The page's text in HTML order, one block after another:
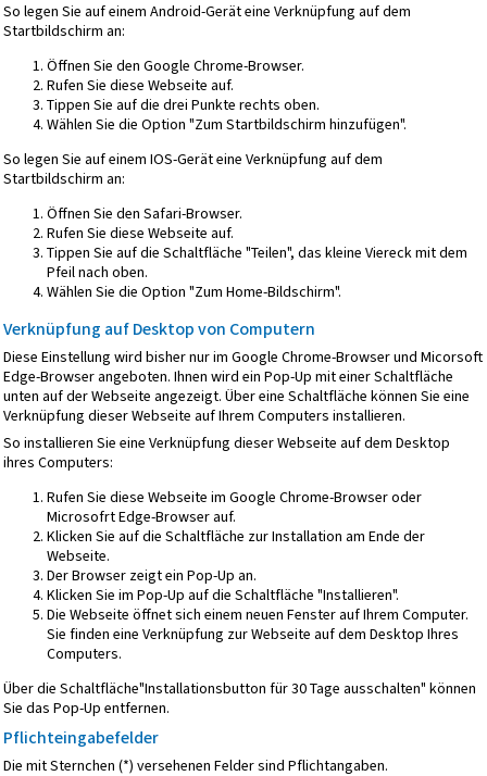
So legen Sie auf einem Android-Gerät eine Verknüpfung auf dem
Startbildschirm an:
Öffnen Sie den Google Chrome-Browser.
Rufen Sie diese Webseite auf.
Tippen Sie auf die drei Punkte rechts oben.
Wählen Sie die Option "Zum Startbildschirm hinzufügen".
So legen Sie auf einem IOS-Gerät eine Verknüpfung auf dem
Startbildschirm an:
Öffnen Sie den Safari-Browser.
Rufen Sie diese Webseite auf.
Tippen Sie auf die Schaltfläche "Teilen", das kleine Viereck mit dem
Pfeil nach oben.
Wählen Sie die Option "Zum Home-Bildschirm".
Verknüpfung auf Desktop von Computern
Diese Einstellung wird bisher nur im Google Chrome-Browser und Micorsoft
Edge-Browser angeboten. Ihnen wird ein Pop-Up mit einer Schaltfläche
unten auf der Webseite angezeigt. Über eine Schaltfläche können Sie eine
Verknüpfung dieser Webseite auf Ihrem Computers installieren.
So installieren Sie eine Verknüpfung dieser Webseite auf dem Desktop
ihres Computers:
Rufen Sie diese Webseite im Google Chrome-Browser oder
Microsofrt Edge-Browser auf.
Klicken Sie auf die Schaltfläche zur Installation am Ende der
Webseite.
Der Browser zeigt ein Pop-Up an.
Klicken Sie im Pop-Up auf die Schaltfläche "Installieren".
Die Webseite öffnet sich einem neuen Fenster auf Ihrem Computer.
Sie finden eine Verknüpfung zur Webseite auf dem Desktop Ihres
Computers.
Über die Schaltfläche"Installationsbutton für 30 Tage ausschalten" können
Sie das Pop-Up entfernen.
Pflichteingabefelder
Die mit Sternchen (*) versehenen Felder sind Pflichtangaben.